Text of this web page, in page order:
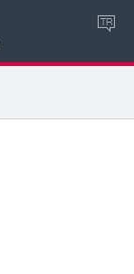
TR